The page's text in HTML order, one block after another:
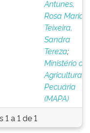
Antunes,
Rosa Maria
Teixeira,
Sandra
Tereza;
Ministério da
Agricultura e
Pecuária
(MAPA)
a 1 de 1